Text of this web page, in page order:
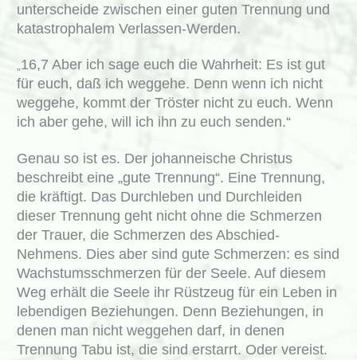
unterscheide zwischen einer guten Trennung und
katastrophalem Verlassen-Werden.
„16,7 Aber ich sage euch die Wahrheit: Es ist gut
für euch, daß ich weggehe. Denn wenn ich nicht
weggehe, kommt der Tröster nicht zu euch. Wenn
ich aber gehe, will ich ihn zu euch senden.“
Genau so ist es. Der johanneische Christus
beschreibt eine „gute Trennung“. Eine Trennung,
die kräftigt. Das Durchleben und Durchleiden
dieser Trennung geht nicht ohne die Schmerzen
der Trauer, die Schmerzen des Abschied-
Nehmens. Dies aber sind gute Schmerzen: es sind
Wachstumsschmerzen für der Seele. Auf diesem
Weg erhält die Seele ihr Rüstzeug für ein Leben in
lebendigen Beziehungen. Denn Beziehungen, in
denen man nicht weggehen darf, in denen
Trennung Tabu ist, die sind erstarrt. Oder vereist.